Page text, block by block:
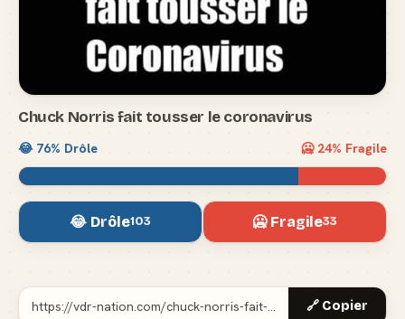
Chuck Norris fait tousser le coronavirus
😂 76% Drôle 🥶 24% Fragile
😂 Drôle103 🥶 Fragile33
🔗 Copier